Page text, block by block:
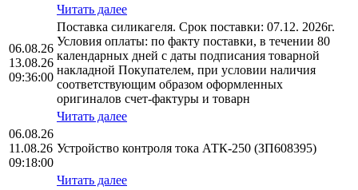
Читать далее
06.08.26
13.08.26
09:36:00
Поставка силикагеля. Срок поставки: 07.12. 2026г.
Условия оплаты: по факту поставки, в течении 80
календарных дней с даты подписания товарной
накладной Покупателем, при условии наличия
соответствующим образом оформленных
оригиналов счет-фактуры и товарн
Читать далее
06.08.26
11.08.26
09:18:00
Устройство контроля тока АТК-250 (ЗП608395)
Читать далее